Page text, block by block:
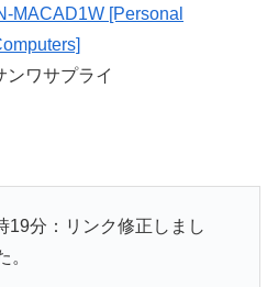
MACAD1W [Personal
ンワサプライ
19分：リンク修正しまし
。